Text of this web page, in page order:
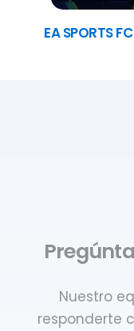
EA SPORTS
Nuestro
responderte